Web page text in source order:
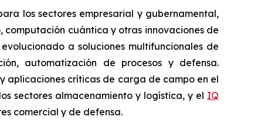
los sectores empresarial y gubernamental,
cuántica y otras innovaciones de
a soluciones multifuncionales de
automatización de procesos y defensa.
aplicaciones críticas de carga de campo en el
sectores almacenamiento y logística, y el IQ
comercial y de defensa.